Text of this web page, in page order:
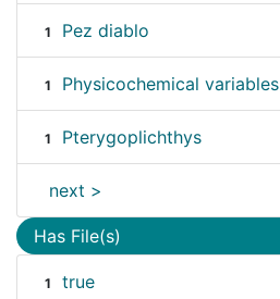
1 Pez diablo
1 Physicochemical variables
1 Pterygoplichthys
next >
Has File(s)
1 true